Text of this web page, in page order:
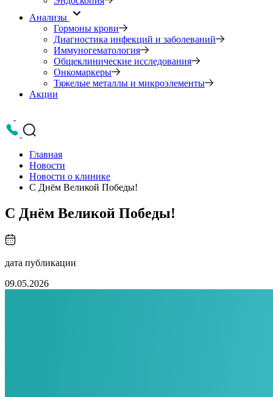
Анализы
Гормоны крови
Диагностика инфекций и заболеваний
Иммуногематология
Общеклинические исследования
Онкомаркеры
Тяжелые металлы и микроэлементы
Акции
Главная
Новости
Новости о клинике
С Днём Великой Победы!
С Днём Великой Победы!
дата публикации
09.05.2026